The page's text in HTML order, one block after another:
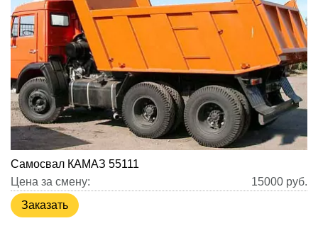
Самосвал КАМАЗ 55111
Цена за смену:
15000 руб.
Заказать